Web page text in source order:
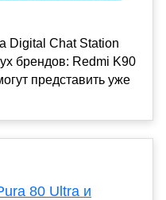
Digital Chat Station
брендов: Redmi K90
представить уже
80 Ultra и